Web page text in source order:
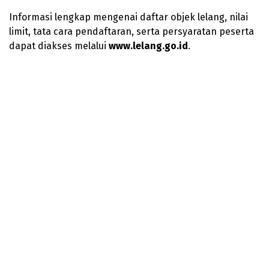
Informasi lengkap mengenai daftar objek lelang, nilai
limit, tata cara pendaftaran, serta persyaratan peserta
dapat diakses melalui www.lelang.go.id .